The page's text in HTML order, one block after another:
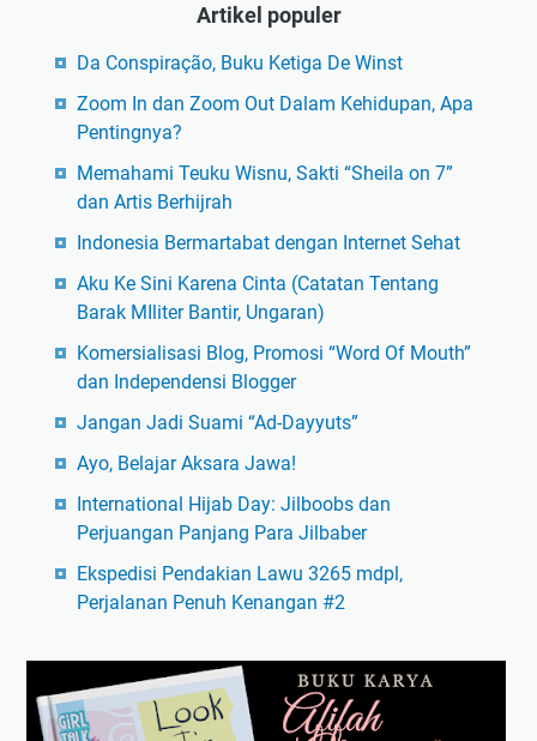
Artikel populer
Da Conspiração, Buku Ketiga De Winst
Zoom In dan Zoom Out Dalam Kehidupan, Apa
Pentingnya?
Memahami Teuku Wisnu, Sakti “Sheila on 7”
dan Artis Berhijrah
Indonesia Bermartabat dengan Internet Sehat
Aku Ke Sini Karena Cinta (Catatan Tentang
Barak MIliter Bantir, Ungaran)
Komersialisasi Blog, Promosi “Word Of Mouth”
dan Independensi Blogger
Jangan Jadi Suami “Ad-Dayyuts”
Ayo, Belajar Aksara Jawa!
International Hijab Day: Jilboobs dan
Perjuangan Panjang Para Jilbaber
Ekspedisi Pendakian Lawu 3265 mdpl,
Perjalanan Penuh Kenangan #2